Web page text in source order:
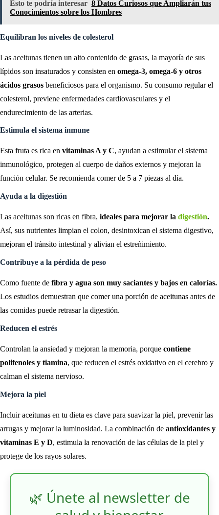
Esto te podría interesar 8 Datos Curiosos que Ampliarán tus
Conocimientos sobre los Hombres
Equilibran los niveles de colesterol
Las aceitunas tienen un alto contenido de grasas, la mayoría de sus
lípidos son insaturados y consisten en omega-3, omega-6 y otros
ácidos grasos beneficiosos para el organismo. Su consumo regular el
colesterol, previene enfermedades cardiovasculares y el
endurecimiento de las arterias.
Estimula el sistema inmune
Esta fruta es rica en vitaminas A y C, ayudan a estimular el sistema
inmunológico, protegen al cuerpo de daños externos y mejoran la
función celular. Se recomienda comer de 5 a 7 piezas al día.
Ayuda a la digestión
Las aceitunas son ricas en fibra, ideales para mejorar la digestión.
Así, sus nutrientes limpian el colon, desintoxican el sistema digestivo,
mejoran el tránsito intestinal y alivian el estreñimiento.
Contribuye a la pérdida de peso
Como fuente de fibra y agua son muy saciantes y bajos en calorías.
Los estudios demuestran que comer una porción de aceitunas antes de
las comidas puede retrasar la digestión.
Reducen el estrés
Controlan la ansiedad y mejoran la memoria, porque contiene
polifenoles y tiamina, que reducen el estrés oxidativo en el cerebro y
calman el sistema nervioso.
Mejora la piel
Incluir aceitunas en tu dieta es clave para suavizar la piel, prevenir las
arrugas y mejorar la luminosidad. La combinación de antioxidantes y
vitaminas E y D, estimula la renovación de las células de la piel y
protege de los rayos solares.
🌿 Únete al newsletter de